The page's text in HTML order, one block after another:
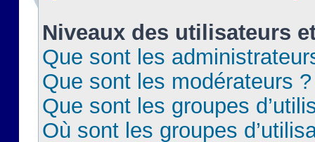
Niveaux des utilisateurs
Que sont les
Que sont les modérateurs ?
Que sont les groupes
Où sont les groupes